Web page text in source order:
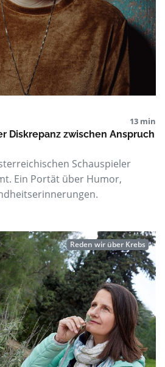
13 min
Diskrepanz zwischen Anspruch
Schauspieler
Ein Portät über Humor,
Reden wir über Krebs